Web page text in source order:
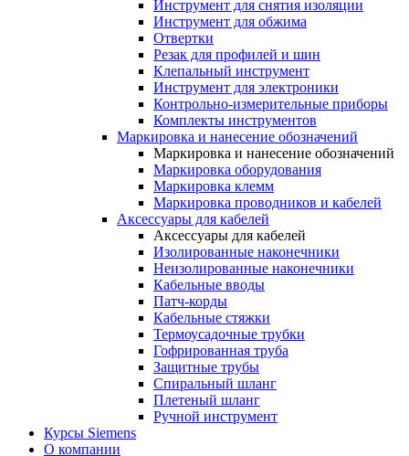
Инструмент для снятия изоляции
Инструмент для обжима
Отвертки
Резак для профилей и шин
Клепальный инструмент
Инструмент для электроники
Контрольно-измерительные приборы
Комплекты инструментов
Маркировка и нанесение обозначений
Маркировка и нанесение обозначений
Маркировка оборудования
Маркировка клемм
Маркировка проводников и кабелей
Аксессуары для кабелей
Аксессуары для кабелей
Изолированные наконечники
Неизолированные наконечники
Кабельные вводы
Патч-корды
Кабельные стяжки
Термоусадочные трубки
Гофрированная труба
Защитные трубы
Спиральный шланг
Плетеный шланг
Ручной инструмент
Курсы Siemens
О компании